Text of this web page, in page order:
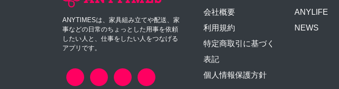
ANYTIMESは、家具組み立てや配送、家
事などの日常のちょっとした用事を依頼
したい人と、仕事をしたい人をつなげる
アプリです。
会社概要
利用規約
特定商取引に基づく
表記
個人情報保護方針
ANYLIFE
NEWS